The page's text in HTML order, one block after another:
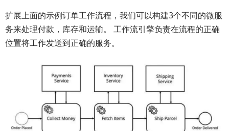
扩展上面的示例订单工作流程，我们可以构建3个不同的微服
务来处理付款，库存和运输。 工作流引擎负责在流程的正确
位置将工作发送到正确的服务。